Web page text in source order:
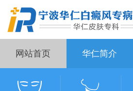
网站首页 华仁简介